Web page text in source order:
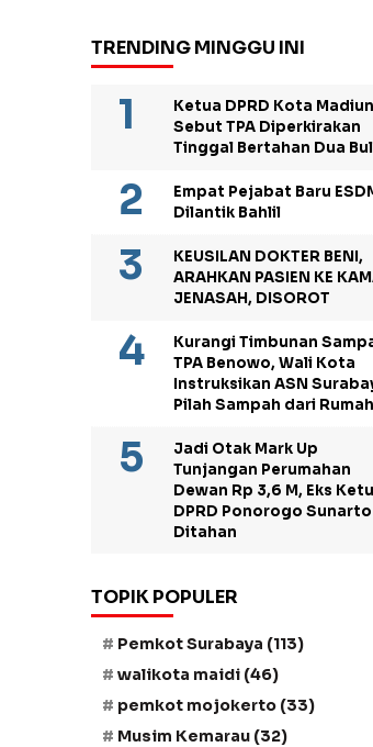
TRENDING MINGGU INI
Ketua DPRD Kota Madiun
Sebut TPA Diperkirakan
Tinggal Bertahan Dua
Empat Pejabat Baru
Dilantik Bahlil
KEUSILAN DOKTER BENI,
ARAHKAN PASIEN KE
JENASAH, DISOROT
Kurangi Timbunan
TPA Benowo, Wali Kota
Instruksikan ASN
Pilah Sampah dari Rumah
Jadi Otak Mark Up
Tunjangan Perumahan
Dewan Rp 3,6 M, Eks
DPRD Ponorogo Sunarto
Ditahan
TOPIK POPULER
Pemkot Surabaya (113)
walikota maidi (46)
pemkot mojokerto (33)
Musim Kemarau (32)